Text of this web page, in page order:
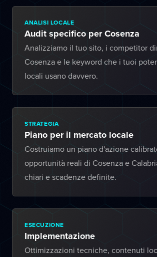
ANALISI LOCALE
Audit specifico per Cosenza
Analizziamo il tuo sito, i competitor
Cosenza e le keyword che i tuoi
locali usano davvero.
STRATEGIA
Piano per il mercato locale
Costruiamo un piano d'azione
opportunità reali di Cosenza e
chiari e scadenze definite.
ESECUZIONE
Implementazione
Ottimizzazioni tecniche, contenuti